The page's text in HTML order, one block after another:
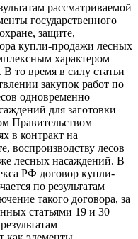
рассматриваемой
государственного
защите,
купли-продажи лесных
характером
то время в силу статьи
закупок работ по
одновременно
для заготовки
Правительством
в контракт на
воспроизводству лесов
лесных насаждений. В
РФ договор купли-
по результатам
такого договора, за
статьями 19 и 30